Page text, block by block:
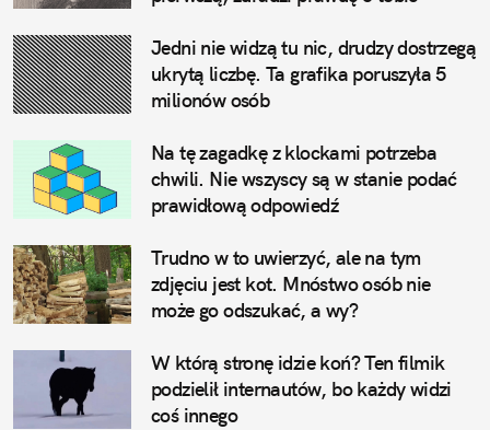
Jedni nie widzą tu nic, drudzy dostrzegą
ukrytą liczbę. Ta grafika poruszyła 5
milionów osób
Na tę zagadkę z klockami potrzeba
chwili. Nie wszyscy są w stanie podać
prawidłową odpowiedź
Trudno w to uwierzyć, ale na tym
zdjęciu jest kot. Mnóstwo osób nie
może go odszukać, a wy?
W którą stronę idzie koń? Ten filmik
podzielił internautów, bo każdy widzi
coś innego